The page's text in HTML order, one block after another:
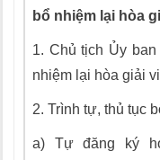
bổ nhiệm ại hòa
1. Chủ tịch Ủy
nhiệm lại hòa giải
2. Trình tự, thủ tục b
a) Tự đăng ký